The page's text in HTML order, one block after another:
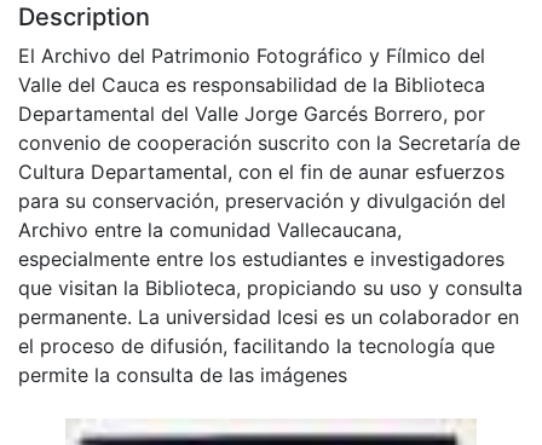
Description
El Archivo del Patrimonio Fotográfico y Fílmico del
Valle del Cauca es responsabilidad de la Biblioteca
Departamental del Valle Jorge Garcés Borrero, por
convenio de cooperación suscrito con la Secretaría de
Cultura Departamental, con el fin de aunar esfuerzos
para su conservación, preservación y divulgación del
Archivo entre la comunidad Vallecaucana,
especialmente entre los estudiantes e investigadores
que visitan la Biblioteca, propiciando su uso y consulta
permanente. La universidad Icesi es un colaborador en
el proceso de difusión, facilitando la tecnología que
permite la consulta de las imágenes